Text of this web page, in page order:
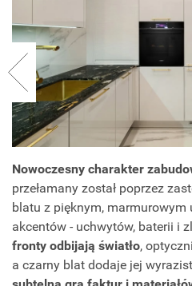
Nowoczesny charakter
przełamany został poprzez
blatu z pięknym, marmurowym
akcentów - uchwytów, baterii i
fronty odbijają światło,
a czarny blat dodaje jej